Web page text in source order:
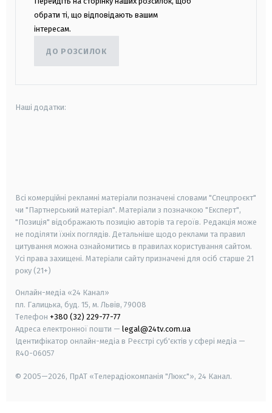
обрати ті, що відповідають вашим
інтересам.
ДО РОЗСИЛОК
Наші додатки:
Всі комерційні рекламні матеріали позначені словами "Спецпроєкт"
чи "Партнерський матеріал". Матеріали з позначкою "Експерт",
"Позиція" відображають позицію авторів та героїв. Редакція може
не поділяти їхніх поглядів. Детальніше щодо реклами та правил
цитування можна ознайомитись в правилах користування сайтом.
Усі права захищені. Матеріали сайту призначені для осіб старше 21
року (21+)
Онлайн-медіа «24 Канал»
пл. Галицька, буд. 15, м. Львів, 79008
Телефон +380 (32) 229-77-77
Адреса електронної пошти — legal@24tv.com.ua
Ідентифікатор онлайн-медіа в Реєстрі суб'єктів у сфері медіа —
R40-06057
© 2005—2026, ПрАТ «Телерадіокомпанія "Люкс"», 24 Канал.